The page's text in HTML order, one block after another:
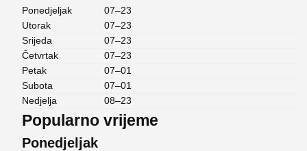
Ponedjeljak
07–23
Utorak
07–23
Srijeda
07–23
Četvrtak
07–23
Petak
07–01
Subota
07–01
Nedjelja
08–23
Popularno vrijeme
Ponedjeljak